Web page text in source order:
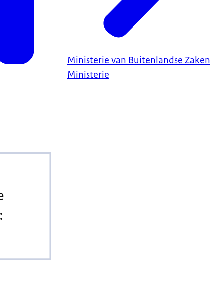
Ministerie van Buitenlandse Zaken
Ministerie